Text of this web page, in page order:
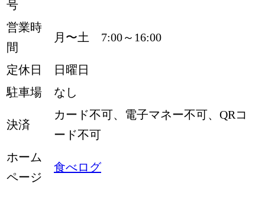
号
営業時
間
月〜土 7:00～16:00
定休日
日曜日
駐車場
なし
決済
カード不可、電子マネー不可、QRコ
ード不可
ホーム
ページ
食べログ